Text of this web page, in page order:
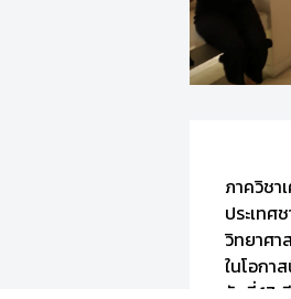
ภาควิช
ประเทศ
วิทยาศา
ในโอกา
วันที่ 17